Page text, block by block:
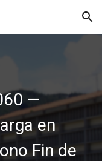
Skip to navigation
—
en
Fin de